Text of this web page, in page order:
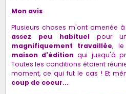
Mon avis
Plusieurs choses m'ont amenée
assez peu habituelpour
magnifiquement travaillée, le
maison d'édition qui jusqu'à
Toutes les conditions étaient
moment, ce qui fut le cas ! Et
coup de coeur...